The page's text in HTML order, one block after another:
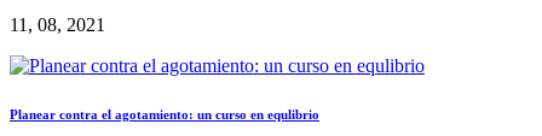
11, 08, 2021
Planear contra el agotamiento: un curso en equlibrio